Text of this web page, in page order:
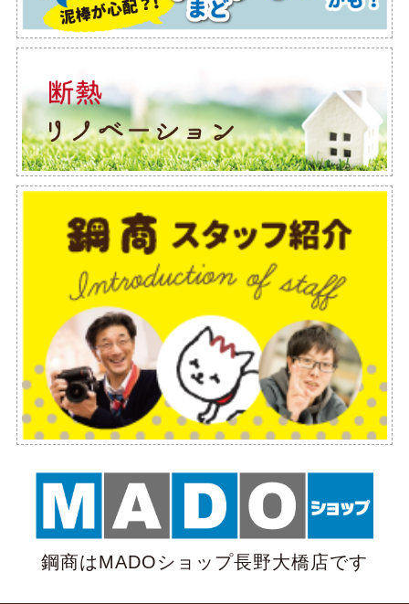
鋼商はMADOショップ長野大橋店です